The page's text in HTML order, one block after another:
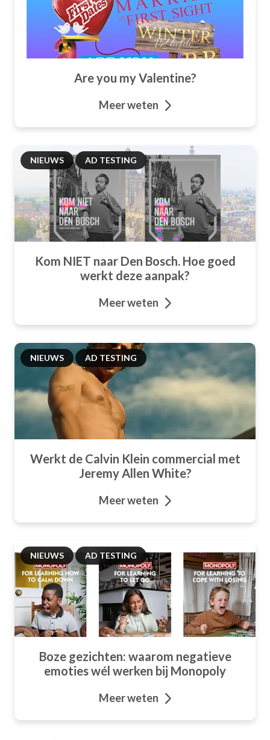
Are you my Valentine?
Meer weten
NIEUWS AD TESTING
Kom NIET naar Den Bosch. Hoe goed
werkt deze aanpak?
Meer weten
NIEUWS AD TESTING
Werkt de Calvin Klein commercial met
Jeremy Allen White?
Meer weten
NIEUWS AD TESTING
Boze gezichten: waarom negatieve
emoties wél werken bij Monopoly
Meer weten